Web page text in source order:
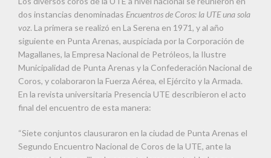
dos instancias denominadas Encuentros de Coros: la UTE una sola
voz. La primera se realizó en La Serena en 1971, y al año
siguiente en Punta Arenas, auspiciada por la Corporación de
Magallanes, la Empresa Nacional de Petróleos, la Ilustre
Municipalidad de Punta Arenas y la Confederación Nacional de
Coros, y colaboraron la Fuerza Aérea, el Ejército y la Armada.
En la revista universitaria Presencia UTE describieron el acto
final del encuentro de esta manera:
“Siete conjuntos clausuraron en la ciudad de Punta Arenas el
Segundo Encuentro Nacional de Coros de la UTE, ante la